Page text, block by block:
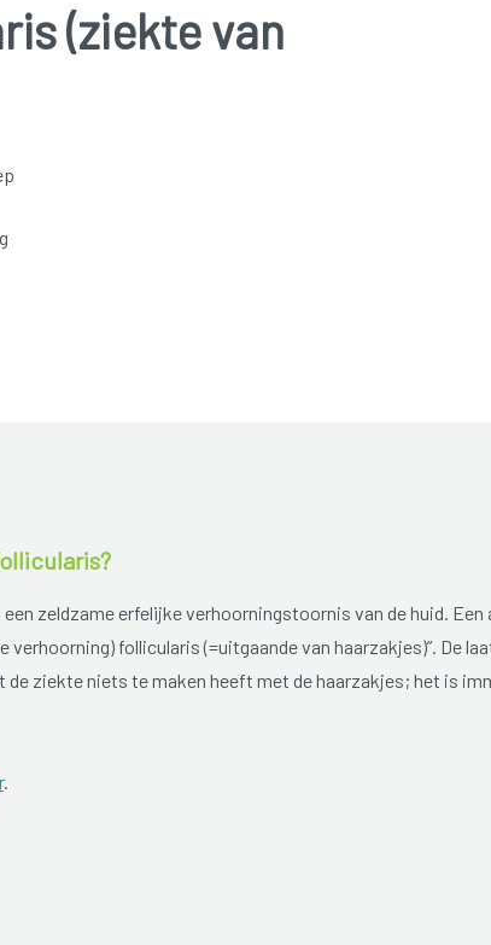
(ziekte van
zeldzame erfelijke verhoorningstoornis van de huid. Een
verhoorning) follicularis (=uitgaande van haarzakjes)”. De
ziekte niets te maken heeft met de haarzakjes; het is
.